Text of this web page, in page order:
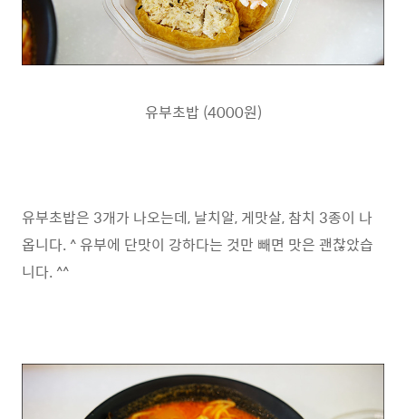
유부초밥 (4000원)
유부초밥은 3개가 나오는데, 날치알, 게맛살, 참치 3종이 나
옵니다. ^ 유부에 단맛이 강하다는 것만 빼면 맛은 괜찮았습
니다. ^^